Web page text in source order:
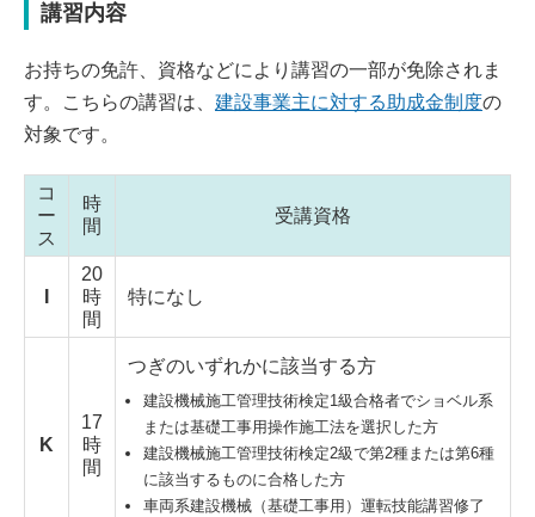
講習内容
お持ちの免許、資格などにより講習の一部が免除されま
す。こちらの講習は、 建設事業主に対する助成金制度の
対象です。
コ
ー
ス
時
間
受講資格
20
時
間
特になし
K
17
時
間
つぎのいずれかに該当する方
建設機械施工管理技術検定1級合格者でショベル系
または基礎工事用操作施工法を選択した方
建設機械施工管理技術検定2級で第2種または第6種
に該当するものに合格した方
車両系建設機械（基礎工事用）運転技能講習修了